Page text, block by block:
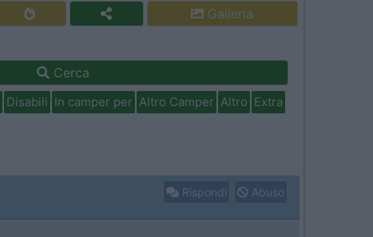
Galleria
Cerca
Disabili In camper per Altro Camper Altro Extra
Rispondi Abuso